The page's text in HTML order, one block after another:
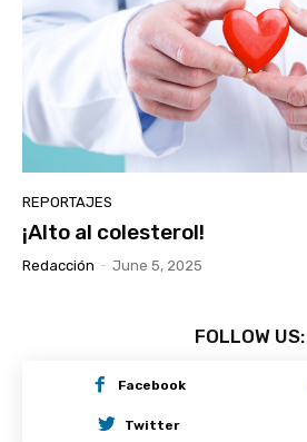
REPORTAJES
¡Alto al colesterol!
Redacción - June 5, 2025
FOLLOW US:
Facebook
Twitter